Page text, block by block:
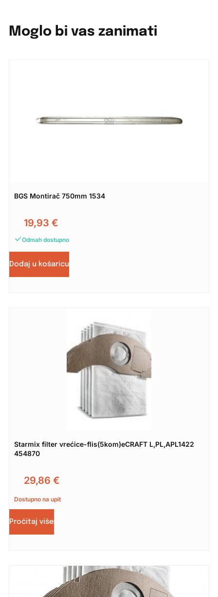
Moglo bi vas zanimati
BGS Montirač 750mm 1534
19,93 €
Odmah dostupno
Dodaj u košaricu
Starmix filter vrećice-flis(5kom)eCRAFT L,PL,APL1422
454870
29,86 €
Dostupno na upit
Pročitaj više